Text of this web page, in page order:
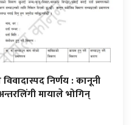
निर्णय : कानूनी
मायाले भोगिन्